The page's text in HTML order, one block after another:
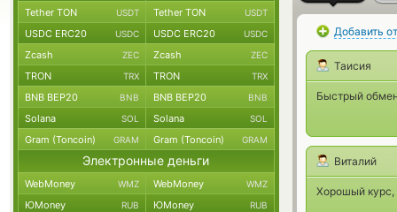
Добавить
Таисия
Быстрый
Виталий
Хорошый
Tether TON USDT Tether TON USDT
USDC ERC20 USDC USDC ERC20 USDC
Zcash ZEC Zcash ZEC
TRON TRX TRON TRX
BNB BEP20 BNB BNB BEP20 BNB
Solana SOL Solana SOL
Gram (Toncoin) GRAM Gram (Toncoin) GRAM
Электронные деньги
WebMoney WMZ WebMoney WMZ
ЮMoney RUB ЮMoney RUB